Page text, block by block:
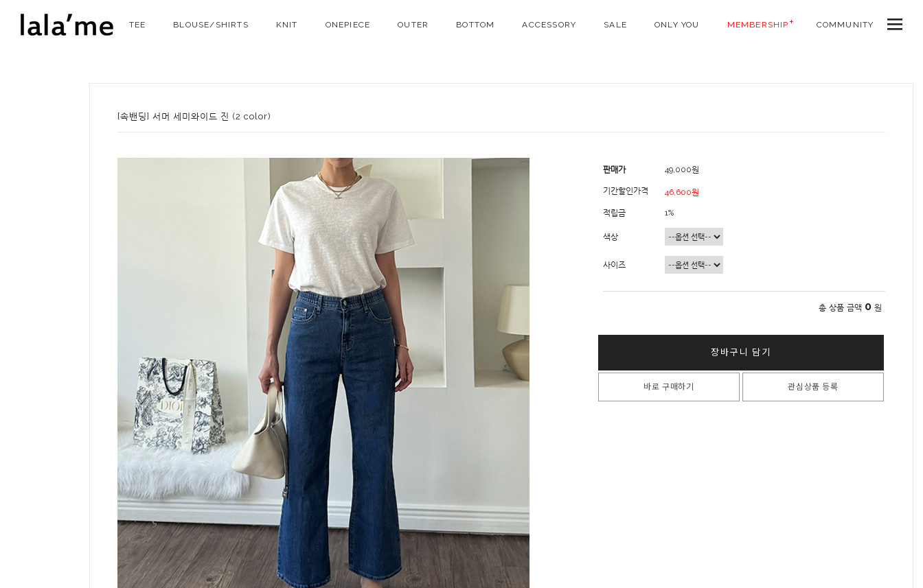
TEE BLOUSE/SHIRTS KNIT ONEPIECE OUTER BOTTOM ACCESSORY SALE ONLY YOU MEMBERSHIP COMMUNITY
[속밴딩] 서머 세미와이드 진 (2 color)
판매가 49,000원
기간할인가격 46,600원
적립금 1%
색상
사이즈
총 상품 금액 0 원
장바구니 담기
바로 구매하기 관심상품 등록